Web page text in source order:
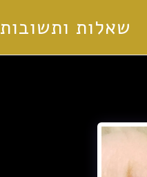
שאלות ותשובות